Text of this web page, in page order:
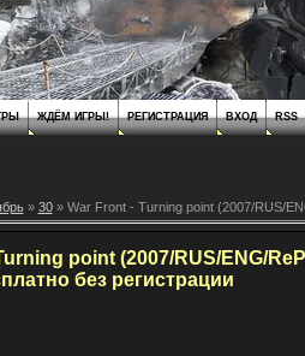
ЖДЁМ ИГРЫ! РЕГИСТРАЦИЯ ВХОД RSS
» 30» War Front - Turning point (2007/RUS/
point (2007/RUS/ENG/
без регистрации